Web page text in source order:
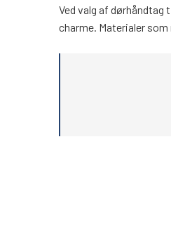
Ved valg af
charme. Materialer